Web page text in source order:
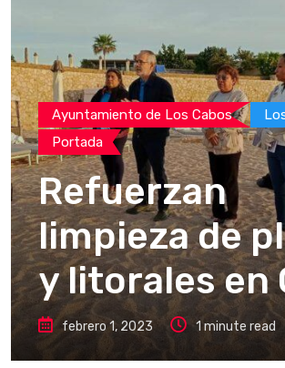
Ayuntamiento de Los Cabos
Portada
Refuerzan
limpieza de
y litorales en
febrero 1, 2023 1 minute read